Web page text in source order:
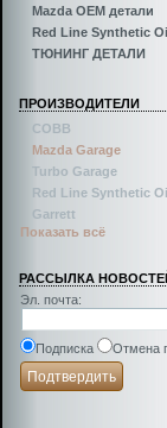
Mazda OEM детали
Red Line Synthetic
ТЮНИНГ ДЕТАЛИ
ПРОИЗВОДИТЕЛИ
COBB
Mazda Garage
Turbo Garage
Red Line Synthetic
Garrett
Показать всё
РАССЫЛКА
Эл. почта:
Подписка Отмена